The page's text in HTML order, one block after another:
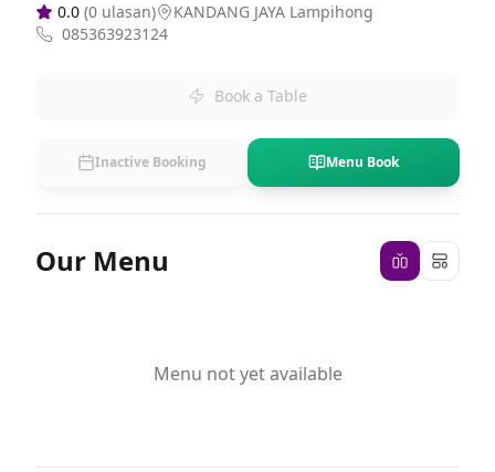
0.0 (0 ulasan)
KANDANG JAYA Lampihong
085363923124
Book a Table
Inactive Booking Menu Book
Our Menu
Menu not yet available